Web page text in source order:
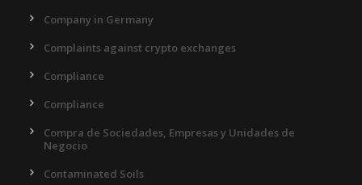
Company in Germany
Complaints against crypto exchanges
Compliance
Compliance
Compra de Sociedades, Empresas y Unidades de
Negocio
Contaminated Soils